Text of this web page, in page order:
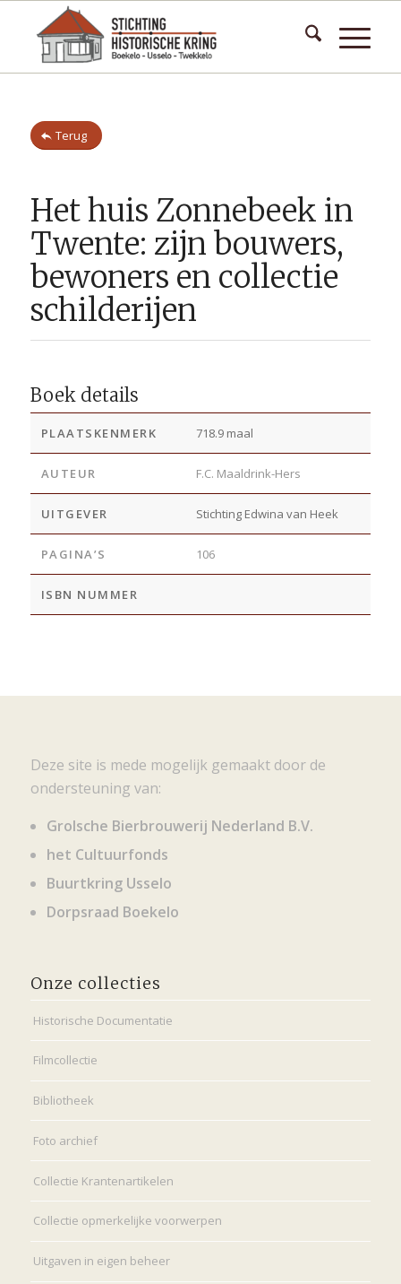
Terug
Het huis Zonnebeek in
Twente: zijn bouwers,
bewoners en collectie
schilderijen
Boek details
PLAATSKENMERK 718.9 maal
AUTEUR F.C. Maaldrink-Hers
UITGEVER Stichting Edwina van Heek
PAGINA’S 106
ISBN NUMMER
Deze site is mede mogelijk gemaakt door de
ondersteuning van:
Grolsche Bierbrouwerij Nederland B.V.
het Cultuurfonds
Buurtkring Usselo
Dorpsraad Boekelo
Onze collecties
Historische Documentatie
Filmcollectie
Bibliotheek
Foto archief
Collectie Krantenartikelen
Collectie opmerkelijke voorwerpen
Uitgaven in eigen beheer